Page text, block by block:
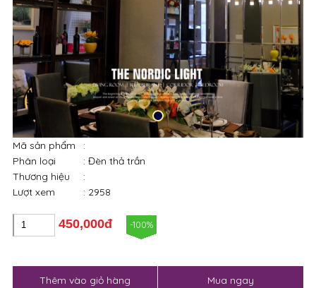
Mã sản phẩm
:
Phân loại
: Đèn thả trần
Thương hiệu
:
Lượt xem
: 2958
450,000đ -100%
Thêm vào giỏ hàng Mua ngay